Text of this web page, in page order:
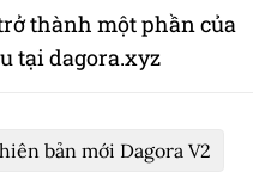
thành một phần của
tại dagora.xyz
bản mới Dagora V2